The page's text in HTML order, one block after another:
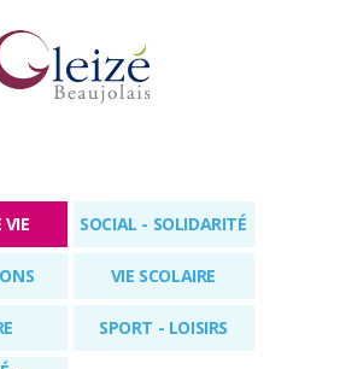
Gleizé en beaujolais
VIE SOCIAL - SOLIDARITÉ
VIE SCOLAIRE
SPORT - LOISIRS